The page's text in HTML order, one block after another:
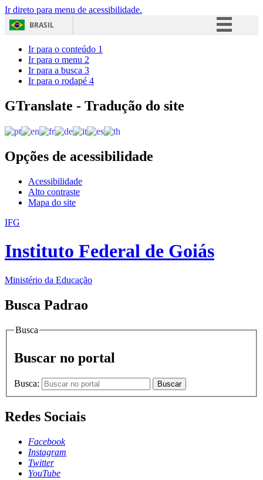
Ir direto para menu de acessibilidade.
BRASIL
Acesso à informação
Ir para o conteúdo 1
Ir para o menu 2
Ir para a busca 3
Ir para o rodapé 4
GTranslate - Tradução do site
Opções de acessibilidade
Acessibilidade
Alto contraste
Mapa do site
IFG
Instituto Federal de Goiás
Ministério da Educação
Busca Padrao
Busca
Buscar no portal
Busca: Buscar
Redes Sociais
Facebook
Instagram
Twitter
YouTube